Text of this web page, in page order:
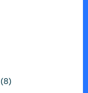
(8)